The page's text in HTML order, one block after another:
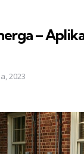
–
2023